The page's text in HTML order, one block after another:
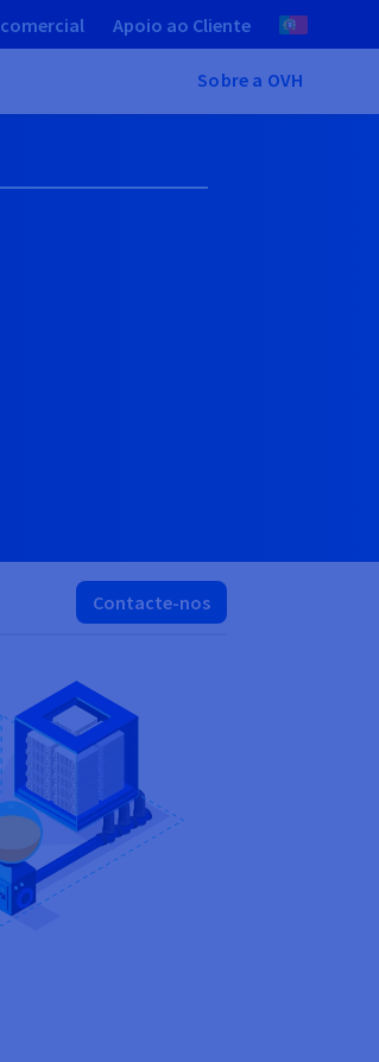
Apoio ao Cliente
Sobre a OVH
Contacte-nos